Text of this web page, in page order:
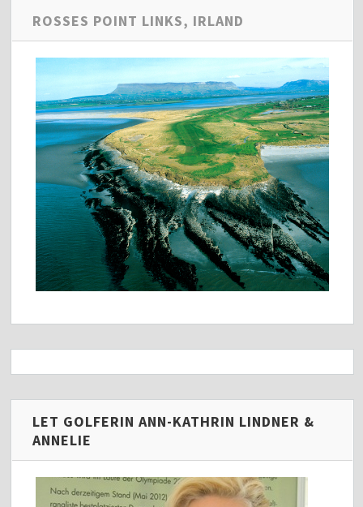
ROSSES POINT LINKS, IRLAND
LET GOLFERIN ANN-KATHRIN LINDNER &
ANNELIE